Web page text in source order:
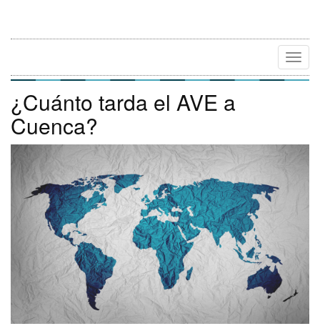
¿Cuánto tarda el AVE a
Cuenca?